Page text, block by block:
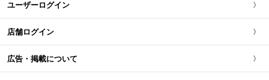
新橋・汐留・銀座・六本木
上野・鶯谷・神田・秋葉原
錦糸町・葛西・葛飾
茨城県
栃木県
群馬県
兵庫県
滋賀県
奈良県
静岡県
新潟県
岐阜県
中国・四国全域
広島県
岡山県
九州・沖縄版TOP
九州・沖縄全域
福岡県
ユーザーログイン
店舗ログイン
広告・掲載について